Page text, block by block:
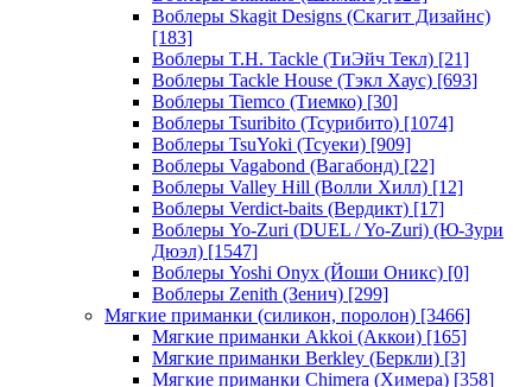
Воблеры Skagit Designs (Скагит Дизайнс)
[183]
Воблеры T.H. Tackle (ТиЭйч Текл) [21]
Воблеры Tackle House (Тэкл Хаус) [693]
Воблеры Tiemco (Тиемко) [30]
Воблеры Tsuribito (Тсурибито) [1074]
Воблеры TsuYoki (Тсуеки) [909]
Воблеры Vagabond (Вагабонд) [22]
Воблеры Valley Hill (Волли Хилл) [12]
Воблеры Verdict-baits (Вердикт) [17]
Воблеры Yo-Zuri (DUEL / Yo-Zuri) (Ю-Зури
Дюэл) [1547]
Воблеры Yoshi Onyx (Йоши Оникс) [0]
Воблеры Zenith (Зенич) [299]
Мягкие приманки (силикон, поролон) [3466]
Мягкие приманки Akkoi (Аккои) [165]
Мягкие приманки Berkley (Беркли) [3]
Мягкие приманки Chimera (Химера) [358]